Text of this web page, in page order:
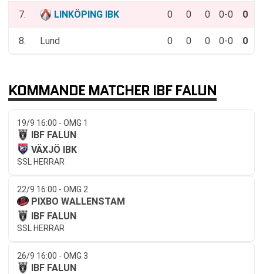
7. LINKÖPING IBK 0 0 0 0-0 0
8. Lund 0 0 0 0-0 0
KOMMANDE MATCHER IBF FALUN
19/9 16:00 - OMG 1
IBF FALUN
VÄXJÖ IBK
SSL HERRAR
22/9 16:00 - OMG 2
PIXBO WALLENSTAM
IBF FALUN
SSL HERRAR
26/9 16:00 - OMG 3
IBF FALUN